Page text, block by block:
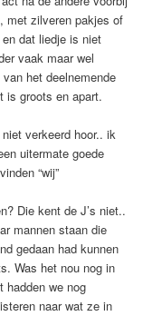
met zilveren pakjes of
dat liedje is niet
vaak maar wel
het deelnemende
is groots en apart.
verkeerd hoor.. ik
uitermate goede
“wij”
Die kent de J’s niet..
mannen staan die
gedaan had kunnen
Was het nou nog in
hadden we nog
naar wat ze in